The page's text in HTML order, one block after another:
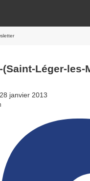
Léger-les-
janvier 2013